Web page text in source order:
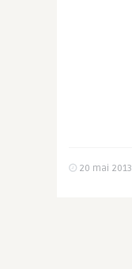
20 mai 2013